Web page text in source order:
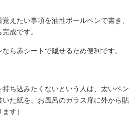
えたい事項を油性ボールペンで書き、
成です。
ら赤シートで隠せるため便利です。
持ち込みたくないという人は、太いペン
いた紙を、お風呂のガラス扉に外から貼
す）